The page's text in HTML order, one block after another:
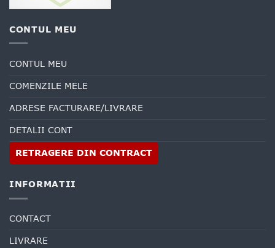
CONTUL MEU
CONTUL MEU
COMENZILE MELE
ADRESE FACTURARE/LIVRARE
DETALII CONT
RETRAGERE DIN CONTRACT
INFORMATII
CONTACT
LIVRARE